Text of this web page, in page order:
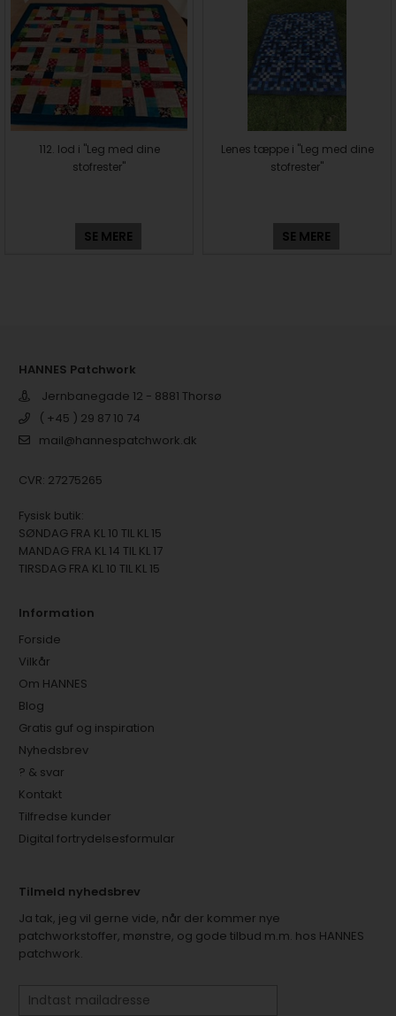
112. lod i "Leg med dine
stofrester"
SE MERE
Lenes tæppe i "Leg med dine
stofrester"
SE MERE
HANNES Patchwork
Jernbanegade 12 - 8881 Thorsø
( +45 ) 29 87 10 74
mail@hannespatchwork.dk
CVR: 27275265
Fysisk butik:
SØNDAG FRA KL 10 TIL KL 15
MANDAG FRA KL 14 TIL KL 17
TIRSDAG FRA KL 10 TIL KL 15
Information
Forside
Vilkår
Om HANNES
Blog
Gratis guf og inspiration
Nyhedsbrev
? & svar
Kontakt
Tilfredse kunder
Digital fortrydelsesformular
Tilmeld nyhedsbrev
Ja tak, jeg vil gerne vide, når der kommer nye
patchworkstoffer, mønstre, og gode tilbud m.m. hos HANNES
patchwork.